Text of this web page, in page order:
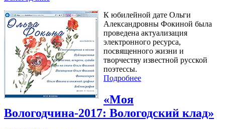
К юбилейной дате Ольги
Александровны Фокиной была
проведена актуализация
электронного ресурса,
посвященного жизни и
творчеству известной русской
поэтессы.
Подробнее
«Моя
Вологодчина-2017: Вологодский клад»